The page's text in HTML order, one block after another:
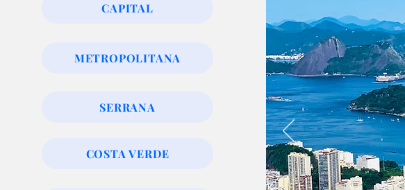
CAPITAL
METROPOLITANA
SERRANA
COSTA VERDE